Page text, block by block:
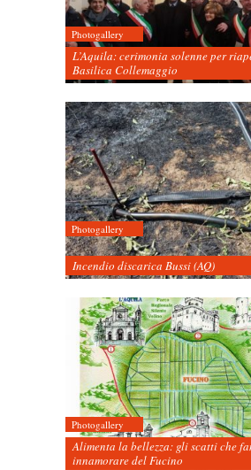
Photogallery
L’Aquila: cerimonia solenne per
Basilica Collemaggio
Photogallery
Incendio discarica Bussi (AQ)
Photogallery
Alimenta la bellezza: gli scatti che
innamorare del Fucino